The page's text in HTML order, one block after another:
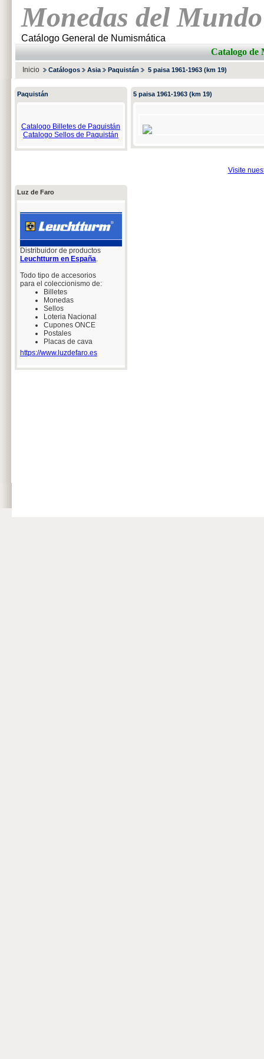
Monedas del Mundo
Catálogo General de Numismática
Catalogo de
Inicio Catálogos Asia Paquistán 5 paisa 1961-1963 (km 19)
Paquistán
Catalogo Billetes de Paquistán
Catalogo Sellos de Paquistán
Luz de Faro
Distribuidor de productos
Leuchtturm en España.
Todo tipo de accesorios
para el coleccionismo de:
Billetes
Monedas
Sellos
Loteria Nacional
Cupones ONCE
Postales
Placas de cava
https://www.luzdefaro.es
5 paisa 1961-1963 (km 19)
Visite